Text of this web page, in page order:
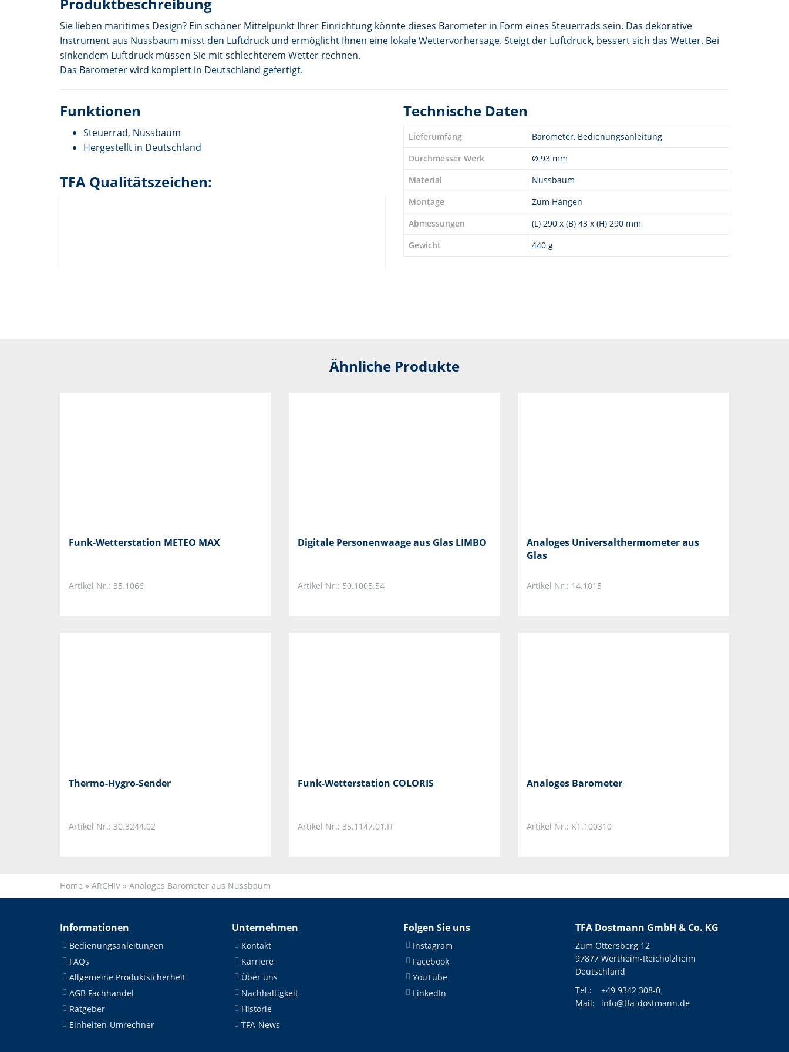
Sie lieben maritimes Design? Ein schöner Mittelpunkt Ihrer Einrichtung könnte dieses Barometer in Form eines Steuerrads sein. Das dekorative
Instrument aus Nussbaum misst den Luftdruck und ermöglicht Ihnen eine lokale Wettervorhersage. Steigt der Luftdruck, bessert sich das Wetter. Bei
sinkendem Luftdruck müssen Sie mit schlechterem Wetter rechnen.
Das Barometer wird komplett in Deutschland gefertigt.
Funktionen
Steuerrad, Nussbaum
Hergestellt in Deutschland
TFA Qualitätszeichen:
Technische Daten
Lieferumfang
Barometer, Bedienungsanleitung
Durchmesser Werk
Ø 93 mm
Material
Nussbaum
Montage
Zum Hängen
Abmessungen
(L) 290 x (B) 43 x (H) 290 mm
Gewicht
440 g
Ähnliche Produkte
Funk-Wetterstation METEO MAX
Artikel Nr.: 35.1066
Digitale Personenwaage aus Glas LIMBO
Artikel Nr.: 50.1005.54
Analoges Universalthermometer aus
Glas
Artikel Nr.: 14.1015
Thermo-Hygro-Sender
Artikel Nr.: 30.3244.02
Funk-Wetterstation COLORIS
Artikel Nr.: 35.1147.01.IT
Analoges Barometer
Artikel Nr.: K1.100310
Home » ARCHIV » Analoges Barometer aus Nussbaum
Informationen
Bedienungsanleitungen
FAQs
Allgemeine Produktsicherheit
AGB Fachhandel
Ratgeber
Einheiten-Umrechner
Unternehmen
Kontakt
Karriere
Über uns
Nachhaltigkeit
Historie
TFA-News
Folgen Sie uns
Instagram
Facebook
YouTube
LinkedIn
TFA Dostmann GmbH & Co. KG
Zum Ottersberg 12
97877 Wertheim-Reicholzheim
Deutschland
Tel.:
+49 9342 308-0
Mail:
info@tfa-dostmann.de